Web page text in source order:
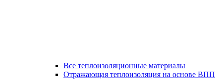
Все теплоизоляционные материалы
Отражающая теплоизоляция на основе ВПП